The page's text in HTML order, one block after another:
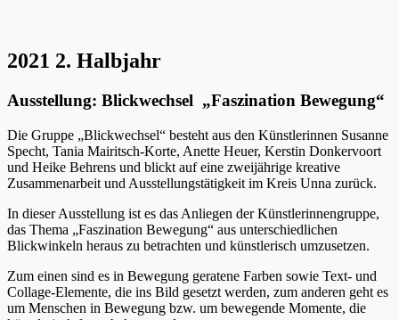
2021 2. Halbjahr
Ausstellung: Blickwechsel „Faszination Bewegung“
Die Gruppe „Blickwechsel“ besteht aus den Künstlerinnen Susanne
Specht, Tania Mairitsch-Korte, Anette Heuer, Kerstin Donkervoort
und Heike Behrens und blickt auf eine zweijährige kreative
Zusammenarbeit und Ausstellungstätigkeit im Kreis Unna zurück.
In dieser Ausstellung ist es das Anliegen der Künstlerinnengruppe,
das Thema „Faszination Bewegung“ aus unterschiedlichen
Blickwinkeln heraus zu betrachten und künstlerisch umzusetzen.
Zum einen sind es in Bewegung geratene Farben sowie Text- und
Collage-Elemente, die ins Bild gesetzt werden, zum anderen geht es
um Menschen in Bewegung bzw. um bewegende Momente, die